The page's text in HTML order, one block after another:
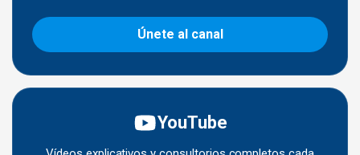
Únete al canal
YouTube